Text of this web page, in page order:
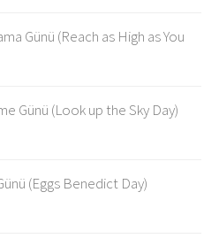
Günü (Reach as High as You
Günü (Look up the Sky Day)
(Eggs Benedict Day)